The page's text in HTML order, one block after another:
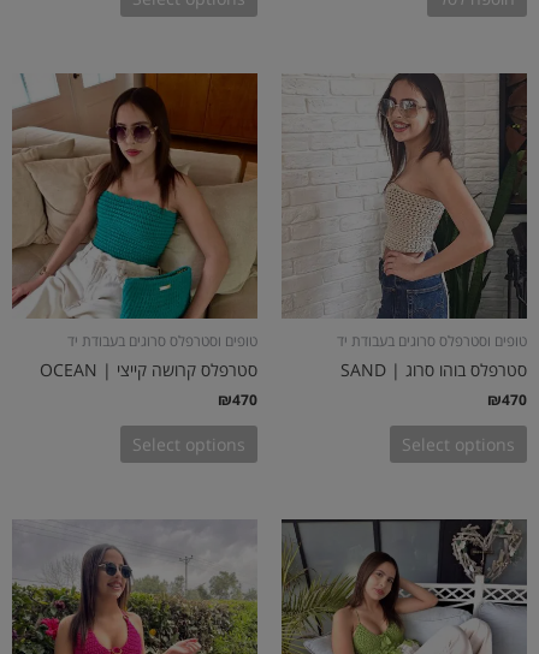
טופים וסטרפלס סרוגים בעבודת יד
סטרפלס בוהו סרוג | SAND
₪470
Select options
טופים וסטרפלס סרוגים בעבודת יד
סטרפלס קרושה קייצי | OCEAN
₪470
Select options